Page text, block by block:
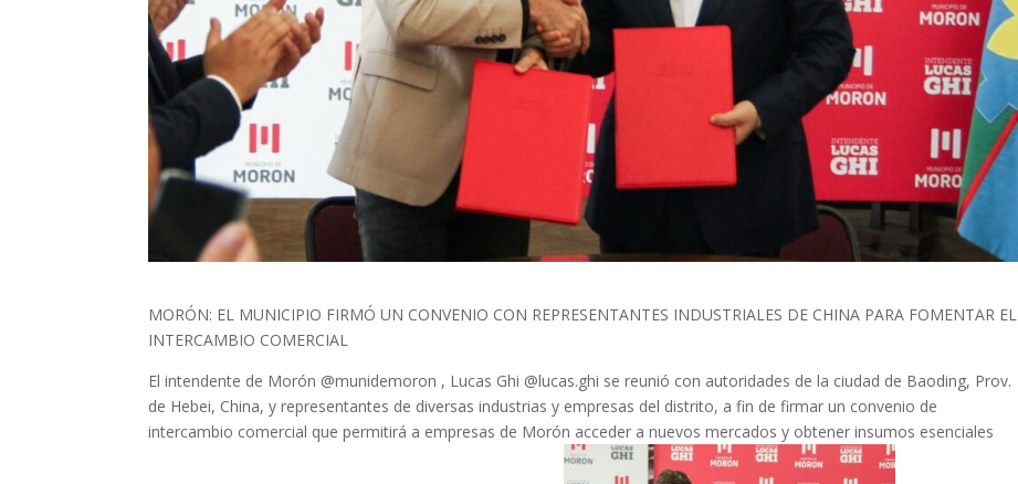
MORÓN: EL MUNICIPIO FIRMÓ UN CONVENIO CON REPRESENTANTES INDUSTRIALES DE CHINA PARA FOMENTAR EL
INTERCAMBIO COMERCIAL
El intendente de Morón @munidemoron , Lucas Ghi @lucas.ghi se reunió con autoridades de la ciudad de Baoding, Prov.
de Hebei, China, y representantes de diversas industrias y empresas del distrito, a fin de firmar un convenio de
intercambio comercial que permitirá a empresas de Morón acceder a nuevos mercados y obtener insumos esenciales